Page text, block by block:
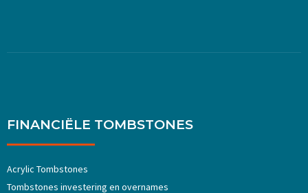
FINANCIËLE TOMBSTONES
Acrylic Tombstones
Tombstones investering en overnames